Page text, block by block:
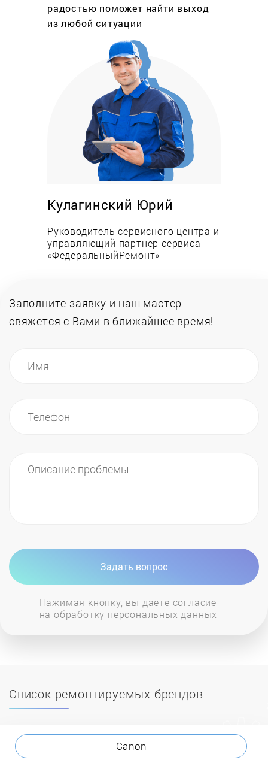
с документооборотом и распространением
информации. В такой критической ситуации
нужен ремонт, а значит, без услуг сервисного
центра не обойтись.
Наша компания предлагает оперативное
устранение неполадок в работе копиров любых
зарубежных брендов, проводя качественный
ремонт механики устройства, систем подачи
бумаги, позиционировании, питания и печати. Они
могут выйти из строя по причине независимых
факторов, например исчерпания своего ресурса.
Хотя во многих случаях к неисправностям также
приводят нерациональное использование,
невыполнение рекомендаций сервисных центров,
отсутствие регулярного обслуживания,
использование некачественных расходных
материалов.
радостью поможет найти выход
из любой ситуации
Кулагинский Юрий
Руководитель сервисного центра и
управляющий партнер сервиса
«ФедеральныйРемонт»
Заполните заявку и наш мастер
свяжется с Вами в ближайшее время!
Задать вопрос
Нажимая кнопку, вы даете согласие
на обработку персональных данных
Список ремонтируемых брендов
Canon